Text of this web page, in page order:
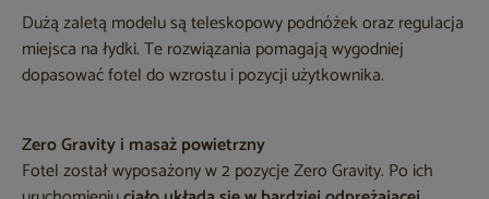
Dużą zaletą modelu są teleskopowy podnóżek oraz regulacja
miejsca na łydki. Te rozwiązania pomagają wygodniej
dopasować fotel do wzrostu i pozycji użytkownika.
Zero Gravity i masaż powietrzny
Fotel został wyposażony w 2 pozycje Zero Gravity. Po ich